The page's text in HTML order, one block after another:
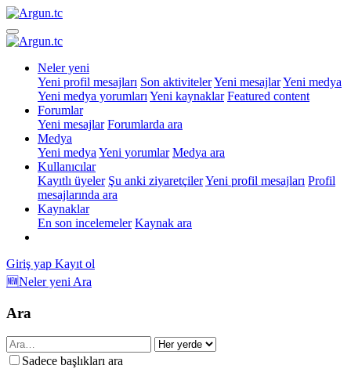
Neler yeni
Yeni profil mesajları Son aktivitelerYeni mesajlarYeni medya
Yeni medya yorumları Yeni kaynaklar Featured content
Forumlar
Yeni mesajlar Forumlarda ara
Medya
Yeni medya Yeni yorumlar Medya ara
Kullanıcılar
Kayıtlı üyeler Şu anki ziyaretçilerYeni profil mesajları Profil
mesajlarında ara
Kaynaklar
En son incelemeler Kaynak ara
Giriş yap Kayıt ol
🆕Neler yeni Ara
Ara
Sadece başlıkları ara